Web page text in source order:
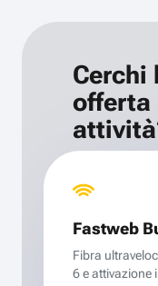
Cerchi
offerta
Fastweb
Fibra
6 e attivazione